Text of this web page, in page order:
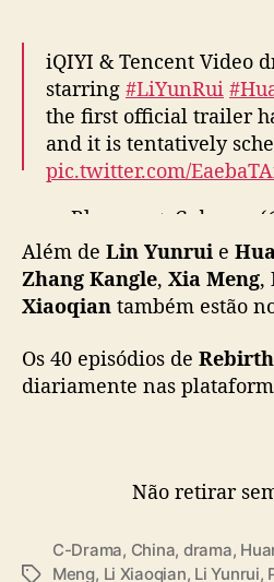
iQIYI & Tencent Video
starring #LiYunRui
the first official trailer
and it is tentatively
pic.twitter.com/
— Blossom ☂️ C-drama
March 18, 2026
Além de Lin Yunrui e
Zhang Kangle, Xia Meng,
Xiaoqian também estão
Os 40 episódios de Rebirth
diariamente nas
Não retirar
T
C-Drama, China, drama,
Meng, Li Xiaoqian, Li Yunrui,